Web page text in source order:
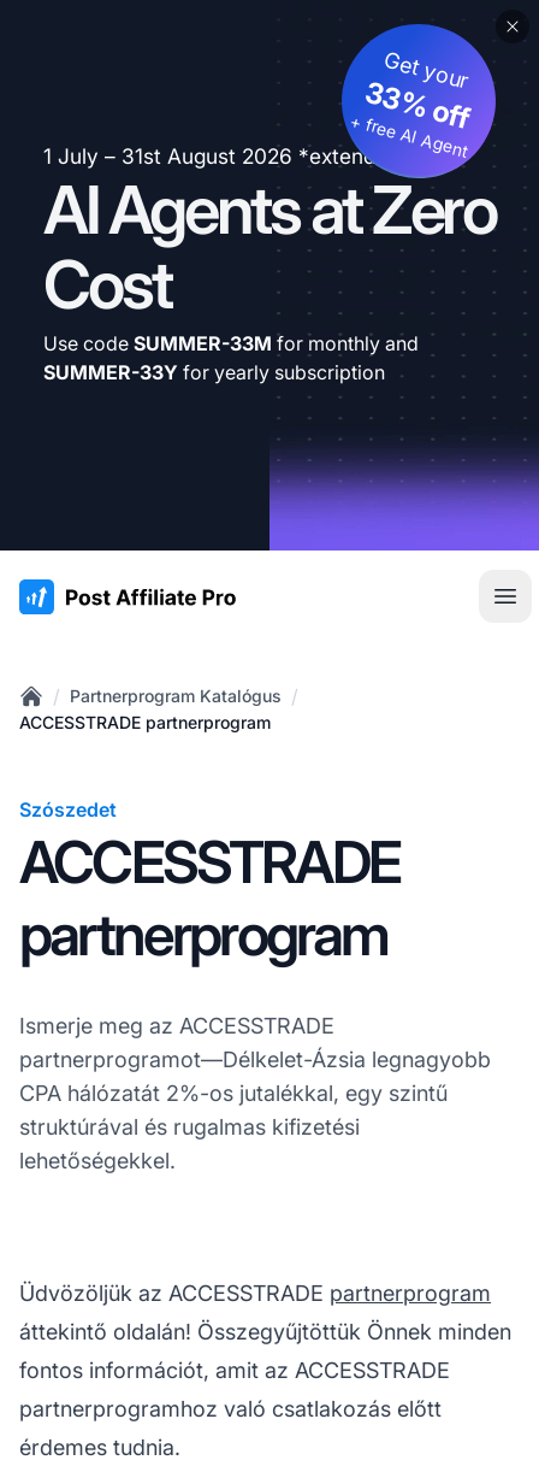
1 July – 31st August 2026 *extended
AI Agents at Zero
Cost
Get your
33% off
+ free AI Agent
Use code SUMMER-33M for monthly and
SUMMER-33Y for yearly subscription
:site.title
Home
/ Partnerprogram Katalógus /
ACCESSTRADE partnerprogram
Szószedet
ACCESSTRADE
partnerprogram
Ismerje meg az ACCESSTRADE
partnerprogramot—Délkelet-Ázsia legnagyobb
CPA hálózatát 2%-os jutalékkal, egy szintű
struktúrával és rugalmas kifizetési
lehetőségekkel.
Üdvözöljük az ACCESSTRADE partnerprogram
áttekintő oldalán! Összegyűjtöttük Önnek minden
fontos információt, amit az ACCESSTRADE
partnerprogramhoz való csatlakozás előtt
érdemes tudnia.